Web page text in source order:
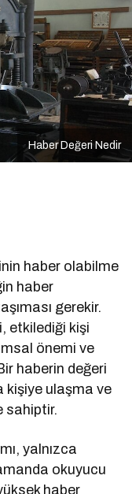
Haber Değeri Nedir
haber olabilme
haber
gerekir.
etkilediği kişi
önemi ve
haberin değeri
kişiye ulaşma ve
sahiptir.
yalnızca
okuyucu
haber